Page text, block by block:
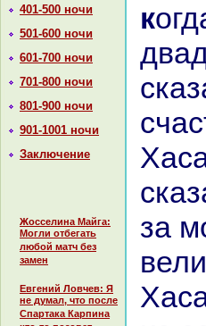
401-500 ночи
501-600 ночи
601-700 ночи
701-800 ночи
801-900 ночи
901-1001 ночи
Заключение
Жосселина Майга:
Могли отбегать
любой матч без
замен
Евгений Ловчев: Я
не думал, что после
Спартака Карпина
кoгда же нaстала восемьсот
за